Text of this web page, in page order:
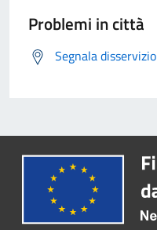
Problemi in città
Segnala disservizio